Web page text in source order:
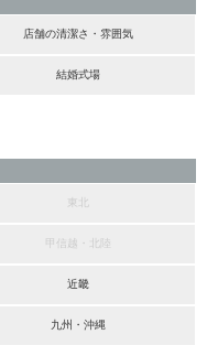
店舗の清潔さ・雰囲気
結婚式場
東北
甲信越・北陸
近畿
九州・沖縄